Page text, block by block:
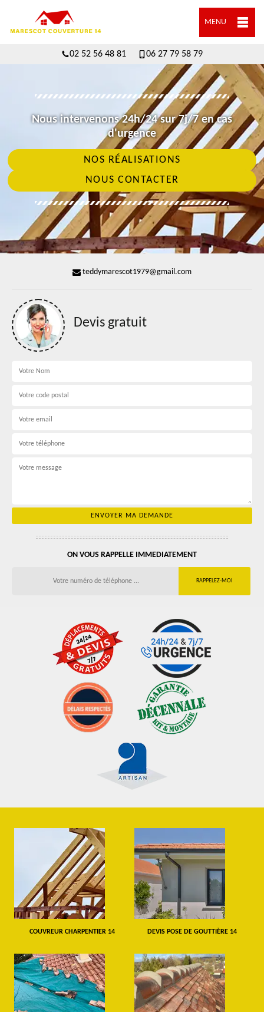
MENU
02 52 56 48 81 06 27 79 58 79
Nous intervenons 24h/24 sur 7j/7 en cas
d'urgence
NOS RÉALISATIONS
NOUS CONTACTER
teddymarescot1979@gmail.com
Devis gratuit
ON VOUS RAPPELLE IMMEDIATEMENT
COUVREUR CHARPENTIER 14 DEVIS POSE DE GOUTTIÈRE 14